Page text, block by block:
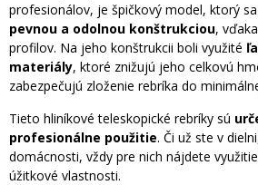
profesionálov, je špičkový model, ktorý
pevnou a odolnou konštrukciou,
profilov. Na jeho konštrukcii boli využité
materiály, ktoré znižujú jeho celkovú
zabezpečujú zloženie rebríka do
Tieto hliníkové teleskopické rebríky sú
profesionálne použitie. Či už ste v
domácnosti, vždy pre nich nájdete
úžitkové vlastnosti.